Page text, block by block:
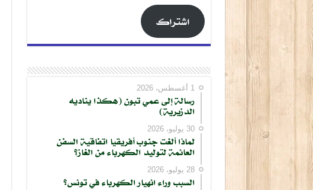
اشتراك
1 أغسطس، 2026
رسالة إلى عمي تبون (هكذا يناديه
الدزيرية)
30 يوليو، 2026
لماذا ألغت جنوب أفريقيا اتفاقية السفن
العائمة لتوليد الكهرباء من الغاز؟
28 يوليو، 2026
السبب وراء انهيار الكهرباء في تونس؟